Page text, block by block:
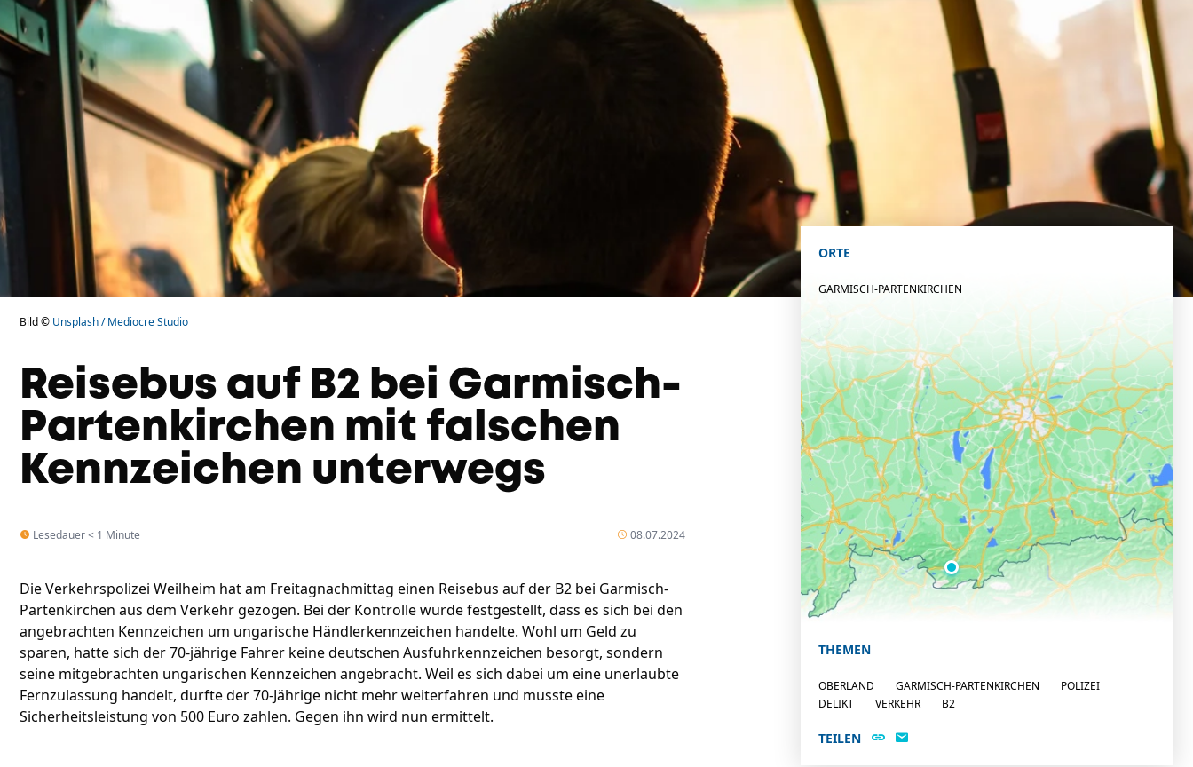
Bild © Unsplash / Mediocre Studio
Reisebus auf B2 bei Garmisch-
Partenkirchen mit falschen
Kennzeichen unterwegs
Lesedauer < 1 Minute 08.07.2024
Die Verkehrspolizei Weilheim hat am Freitagnachmittag einen Reisebus auf der B2 bei Garmisch-
Partenkirchen aus dem Verkehr gezogen. Bei der Kontrolle wurde festgestellt, dass es sich bei den
angebrachten Kennzeichen um ungarische Händlerkennzeichen handelte. Wohl um Geld zu
sparen, hatte sich der 70-jährige Fahrer keine deutschen Ausfuhrkennzeichen besorgt, sondern
seine mitgebrachten ungarischen Kennzeichen angebracht. Weil es sich dabei um eine unerlaubte
Fernzulassung handelt, durfte der 70-Jährige nicht mehr weiterfahren und musste eine
Sicherheitsleistung von 500 Euro zahlen. Gegen ihn wird nun ermittelt.
ORTE
GARMISCH-PARTENKIRCHEN
THEMEN
OBERLAND GARMISCH-PARTENKIRCHEN
POLIZEI
DELIKT
VERKEHR B2
TEILEN